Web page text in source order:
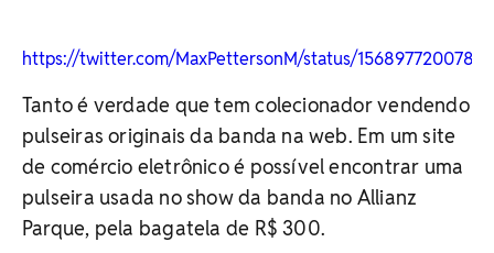
https://twitter.com/MaxPettersonM/status/
Tanto é verdade que tem colecionador vendendo
pulseiras originais da banda na web. Em um site
de comércio eletrônico é possível encontrar uma
pulseira usada no show da banda no Allianz
Parque, pela bagatela de R$ 300.